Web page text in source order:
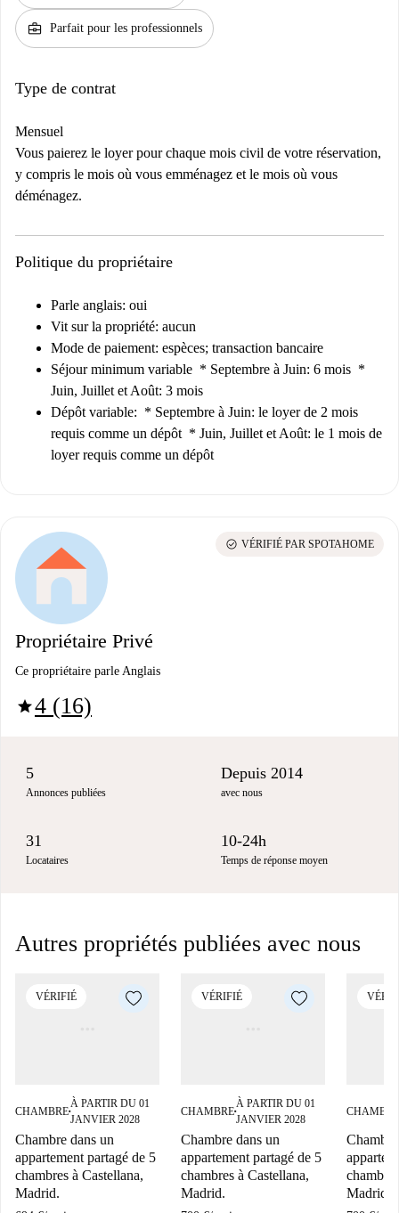
business_center Parfait pour les professionnels
Type de contrat
Mensuel
Vous paierez le loyer pour chaque mois civil de votre réservation,
y compris le mois où vous emménagez et le mois où vous
déménagez.
Politique du propriétaire
Parle anglais: oui
Vit sur la propriété: aucun
Mode de paiement: espèces; transaction bancaire
Séjour minimum variable * Septembre à Juin: 6 mois *
Juin, Juillet et Août: 3 mois
Dépôt variable: * Septembre à Juin: le loyer de 2 mois
requis comme un dépôt * Juin, Juillet et Août: le 1 mois de
loyer requis comme un dépôt
Propriétaire Privé
Ce propriétaire parle Anglais
star4 (16)
check_circle VÉRIFIÉ PAR SPOTAHOME
5
Annonces publiées
Depuis 2014
avec nous
31
Locataires
10-24h
Temps de réponse moyen
Autres propriétés publiées avec nous
VÉRIFIÉ
CHAMBRE■
À PARTIR DU 01
JANVIER 2028
Chambre dans un
appartement partagé de 5
chambres à Castellana,
Madrid.
VÉRIFIÉ
CHAMBRE■
À PARTIR DU 01
JANVIER 2028
Chambre dans un
appartement partagé de 5
chambres à Castellana,
Madrid.
CHAMBRE
Madrid.